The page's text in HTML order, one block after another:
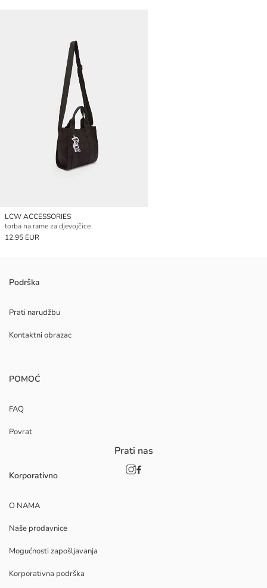
LCW ACCESSORIES
torba na rame za djevojčice
12.95 EUR
Podrška
Prati narudžbu
Kontaktni obrazac
POMOĆ
FAQ
Povrat
Korporativno
O NAMA
Naše prodavnice
Mogućnosti zapošljavanja
Korporativna podrška
Prati nas